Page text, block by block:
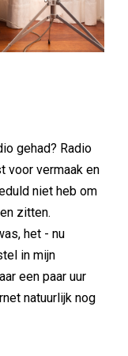
gehad? Radio
voor vermaak en
niet heb om
zitten.
het - nu
in mijn
een paar uur
natuurlijk nog